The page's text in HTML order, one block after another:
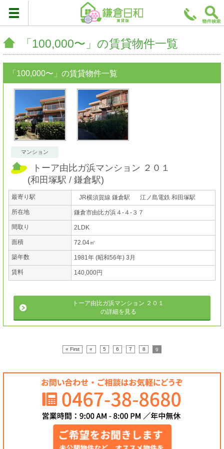
「100,000〜」の賃貸物件一覧
「100,000〜」の賃貸物件一覧
マンション
トーア由比ガ浜マンション ２０１
(和田塚駅 鎌倉駅)
最寄り駅 JR横須賀線 鎌倉駅 江ノ島電鉄 和田塚駅
所在地 鎌倉市由比ガ浜４-４-３７
間取り 2LDK
面積 72.04㎡
築年数 1981年 (昭和56年) 3月
賃料 140,000円
トーア由比ガ浜マンション ２０１
の詳細を見る
« First « 5 6 7 8 9